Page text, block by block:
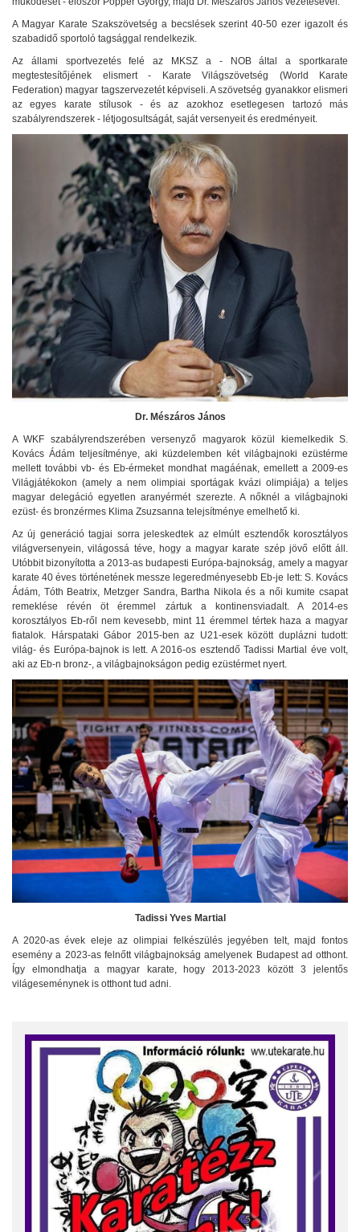
A Magyar Karate Szakszövetség a becslések szerint 40-50 ezer igazolt és
szabadidő sportoló tagsággal rendelkezik.
Az állami sportvezetés felé az MKSZ a - NOB által a sportkarate
megtestesítőjének elismert - Karate Világszövetség (World Karate
Federation) magyar tagszervezetét képviseli. A szövetség gyanakkor elismeri
az egyes karate stílusok - és az azokhoz esetlegesen tartozó más
szabályrendszerek - létjogosultságát, saját versenyeit és eredményeit.
Dr. Mészáros János
A WKF szabályrendszerében versenyző magyarok közül kiemelkedik S.
Kovács Ádám teljesítménye, aki küzdelemben két világbajnoki ezüstérme
mellett további vb- és Eb-érmeket mondhat magáénak, emellett a 2009-es
Világjátékokon (amely a nem olimpiai sportágak kvázi olimpiája) a teljes
magyar delegáció egyetlen aranyérmét szerezte. A nőknél a világbajnoki
ezüst- és bronzérmes Klima Zsuzsanna telejsítménye emelhető ki.
Az új generáció tagjai sorra jeleskedtek az elmúlt esztendők korosztályos
világversenyein, világossá téve, hogy a magyar karate szép jövő előtt áll.
Utóbbit bizonyította a 2013-as budapesti Európa-bajnokság, amely a magyar
karate 40 éves történetének messze legeredményesebb Eb-je lett: S. Kovács
Ádám, Tóth Beatrix, Metzger Sandra, Bartha Nikola és a női kumite csapat
remeklése révén öt éremmel zártuk a kontinensviadalt. A 2014-es
korosztályos Eb-ről nem kevesebb, mint 11 éremmel tértek haza a magyar
fiatalok. Hárspataki Gábor 2015-ben az U21-esek között duplázni tudott:
világ- és Európa-bajnok is lett. A 2016-os esztendő Tadissi Martial éve volt,
aki az Eb-n bronz-, a világbajnokságon pedig ezüstérmet nyert.
Tadissi Yves Martial
A 2020-as évek eleje az olimpiai felkészülés jegyében telt, majd fontos
esemény a 2023-as felnőtt világbajnokság amelyenek Budapest ad otthont.
Így elmondhatja a magyar karate, hogy 2013-2023 között 3 jelentős
világeseménynek is otthont tud adni.